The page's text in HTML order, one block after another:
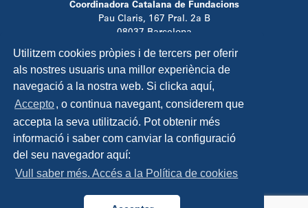
Utilitzem cookies pròpies i de tercers per oferir
als nostres usuaris una millor experiència de
navegació a la nostra web. Si clicka aquí,
Accepto, o continua navegant, considerem que
accepta la seva utilització. Pot obtenir més
informació i saber com canviar la configuració
del seu navegador aquí:
Vull saber més. Accés a la Política de cookies
Coordinadora Catalana de Fundacions
Pau Claris, 167 Pral. 2a B
08037 Barcelona
T. 934 881 480
info@ccfundacions.cat
Contacta
Política de privadesa
Política de cookies